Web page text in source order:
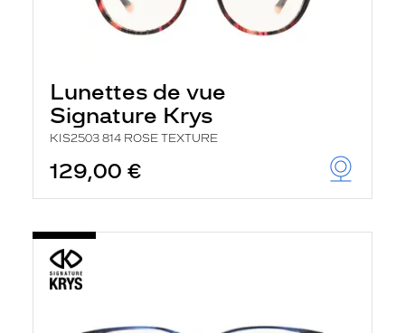
Lunettes de vue
Signature Krys
KIS2503 814 ROSE TEXTURE
129,00 €